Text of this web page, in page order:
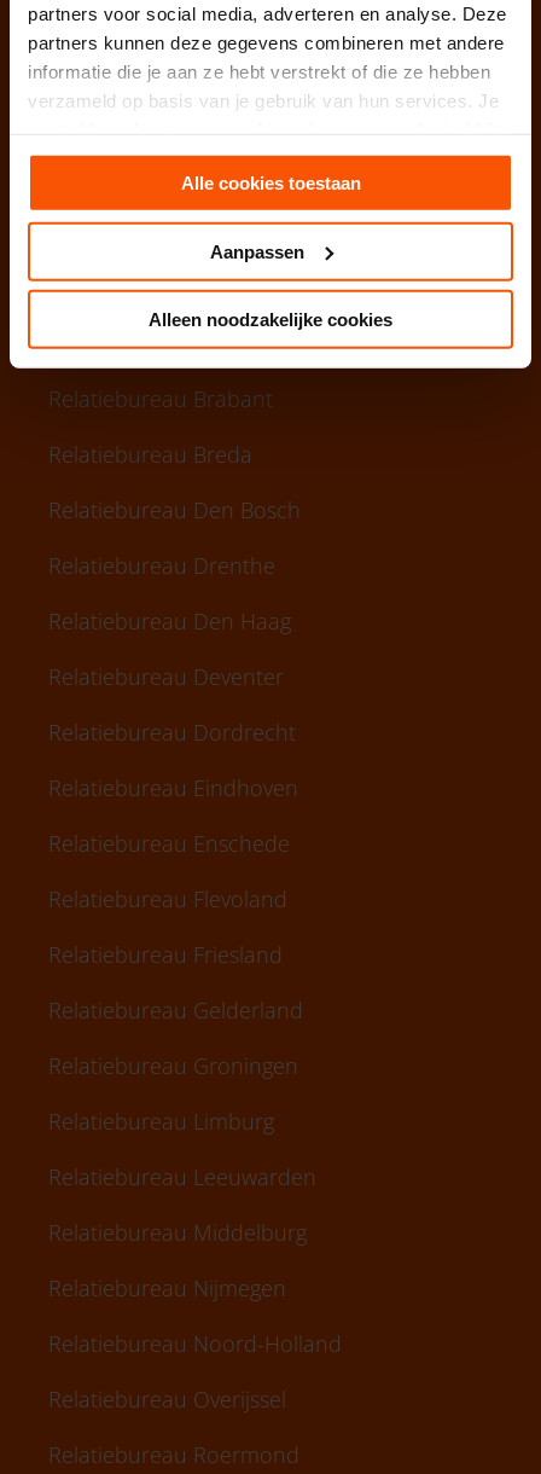
partners voor social media, adverteren en analyse. Deze
partners kunnen deze gegevens combineren met andere
informatie die je aan ze hebt verstrekt of die ze hebben
verzameld op basis van je gebruik van hun services. Je
gebruiken.
Alle cookies toestaan
Aanpassen
Alleen noodzakelijke cookies
Relatiebureau Alkmaar
Relatiebureau Almere
Relatiebureau Almelo
Relatiebureau Amersfoort
Relatiebureau Amsterdam
Relatiebureau Arnhem
Relatiebureau Brabant
Relatiebureau Breda
Relatiebureau Den Bosch
Relatiebureau Drenthe
Relatiebureau Den Haag
Relatiebureau Deventer
Relatiebureau Dordrecht
Relatiebureau Eindhoven
Relatiebureau Enschede
Relatiebureau Flevoland
Relatiebureau Friesland
Relatiebureau Gelderland
Relatiebureau Groningen
Relatiebureau Limburg
Relatiebureau Leeuwarden
Relatiebureau Middelburg
Relatiebureau Nijmegen
Relatiebureau Noord-Holland
Relatiebureau Overijssel
Relatiebureau Roermond